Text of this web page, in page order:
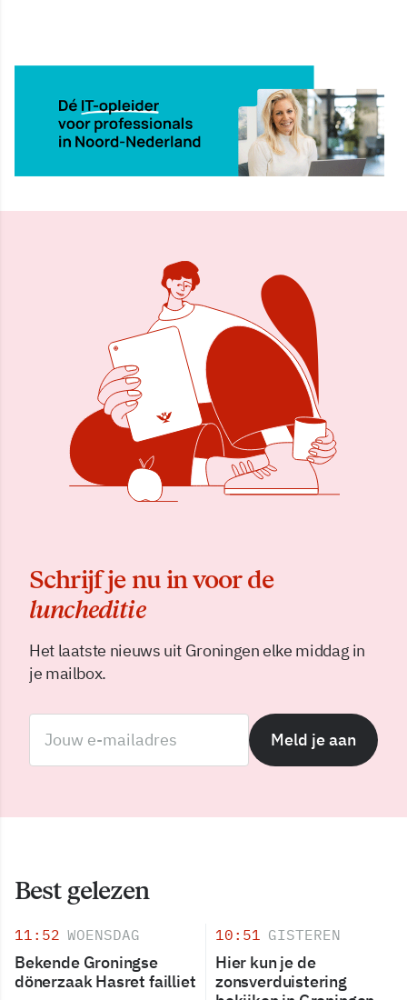
6 mei 2002, 00:00
Schrijf je nu in voor de
luncheditie
Het laatste nieuws uit Groningen elke middag in
je mailbox.
Meld je aan
Best gelezen
11:52 WOENSDAG
Bekende Groningse
dönerzaak Hasret failliet
10:51 GISTEREN
Hier kun je de
zonsverduistering